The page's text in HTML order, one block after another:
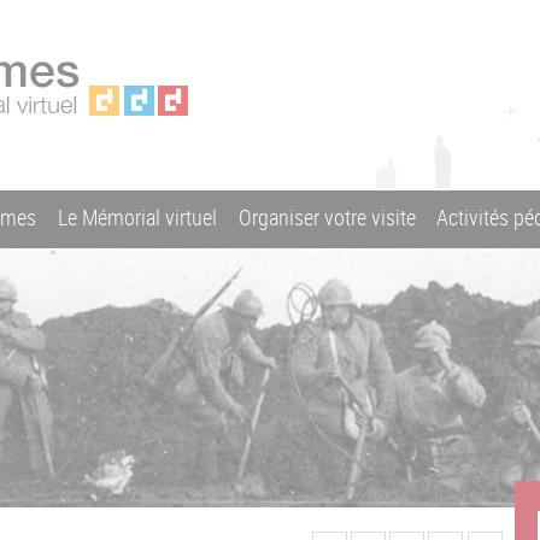
Le Mémorial virtuel Organiser votre visite Activités